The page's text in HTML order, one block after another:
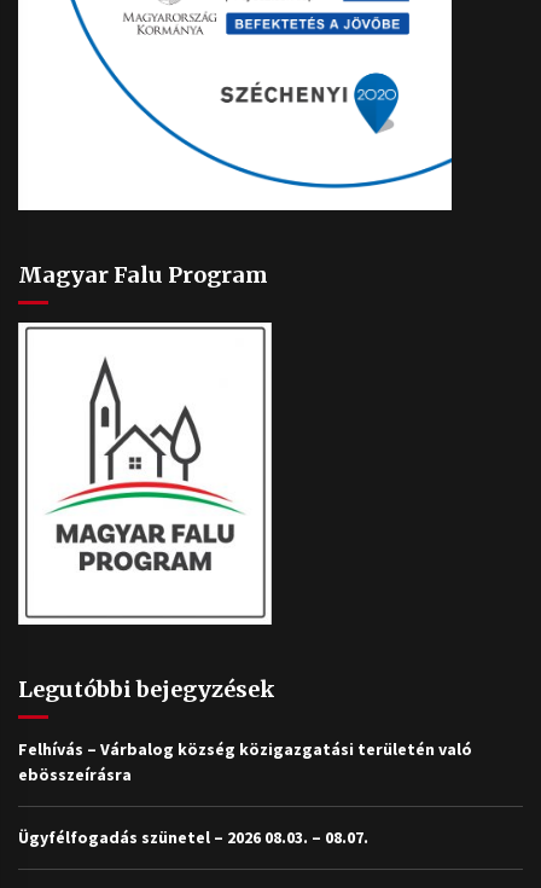
Magyar Falu Program
Legutóbbi bejegyzések
Felhívás – Várbalog község közigazgatási területén való
ebösszeírásra
Ügyfélfogadás szünetel – 2026 08.03. – 08.07.